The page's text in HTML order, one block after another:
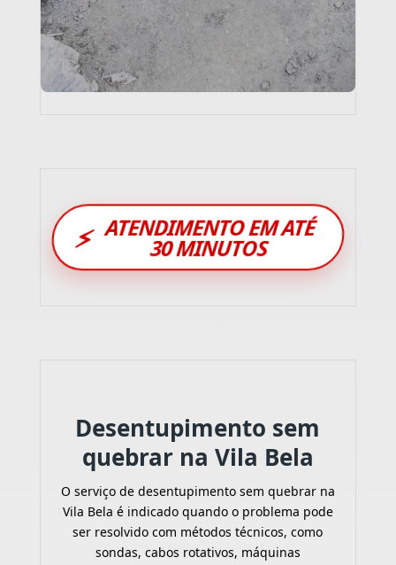
⚡ ATENDIMENTO EM ATÉ
30 MINUTOS
Desentupimento sem
quebrar na Vila Bela
O serviço de desentupimento sem quebrar na
Vila Bela é indicado quando o problema pode
ser resolvido com métodos técnicos, como
sondas, cabos rotativos, máquinas